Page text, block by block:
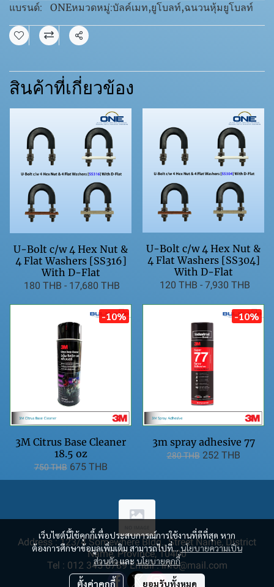
แบรนด์: ONEหมวดหมู่:บัลค์เมท,ยูโบลท์,ฉนวนหุ้มยูโบลท์
แชร์
สินค้าที่เกี่ยวข้อง
U-Bolt c/w 4 Hex Nut &
4 Flat Washers [SS316]
With D-Flat
180 THB - 17,680 THB
U-Bolt c/w 4 Hex Nut &
4 Flat Washers [SS304]
With D-Flat
120 THB - 7,930 THB
-10%
3M Citrus Base Cleaner
18.5 oz
750 THB 675 THB
-10%
3m spray adhesive 77
280 THB 252 THB
เว็บไซต์นี้ใช้คุกกี้เพื่อประสบการณ์การใช้งานที่ดีที่สุด หาก
ต้องการศึกษาข้อมูลเพิ่มเติม สามารถไปที่...นโยบายความเป็น
ส่วนตัวและนโยบายคุกกี้
ตั้งค่าคุกกี้ ยอมรับทั้งหมด
Address : 123/4 Somewhere Bldg., Street Name, District
Name, Province, 10400
Tel : 012 345 6789 Email : info@mail.com